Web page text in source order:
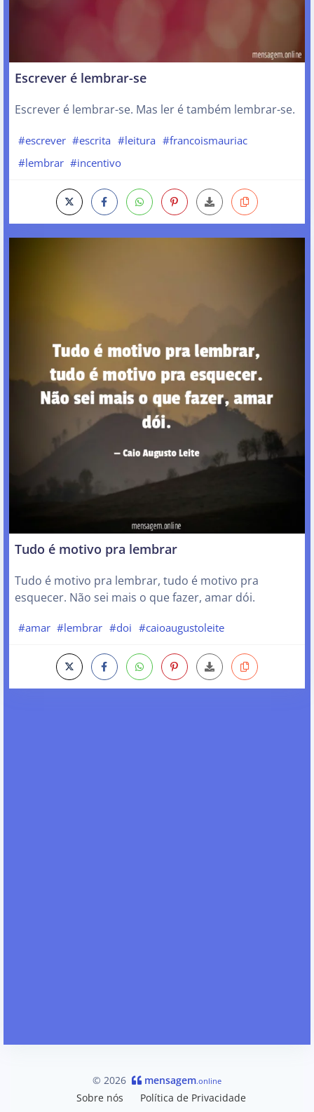
Escrever é lembrar-se
Escrever é lembrar-se. Mas ler é também lembrar-se.
#escrever #escrita #leitura #francoismauriac
#lembrar #incentivo
Tudo é motivo pra lembrar
Tudo é motivo pra lembrar, tudo é motivo pra
esquecer. Não sei mais o que fazer, amar dói.
#amar #lembrar #doi #caioaugustoleite
© 2026 mensagem.online
Sobre nós Política de Privacidade